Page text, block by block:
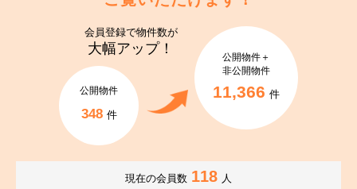
会員登録で物件数が
大幅アップ！
公開物件
348 件
公開物件＋
非公開物件
11,366 件
現在の会員数 118 人